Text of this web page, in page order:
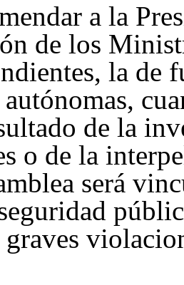
a la
de los
la de
de la
o de la
será
graves